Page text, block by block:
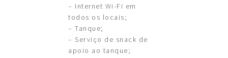
– Internet Wi-Fi em
todos os locais;
– Tanque;
– Serviço de snack de
apoio ao tanque;